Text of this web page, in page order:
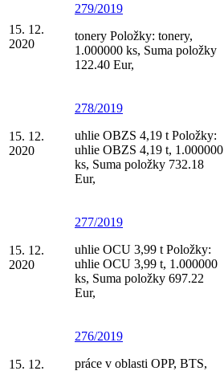
15. 12.
2020
279/2019
tonery Položky: tonery,
1.000000 ks, Suma položky
122.40 Eur,
15. 12.
2020
278/2019
uhlie OBZS 4,19 t Položky:
uhlie OBZS 4,19 t, 1.000000
ks, Suma položky 732.18
Eur,
15. 12.
2020
277/2019
uhlie OCU 3,99 t Položky:
uhlie OCU 3,99 t, 1.000000
ks, Suma položky 697.22
Eur,
15. 12.
276/2019
práce v oblasti OPP, BTS,